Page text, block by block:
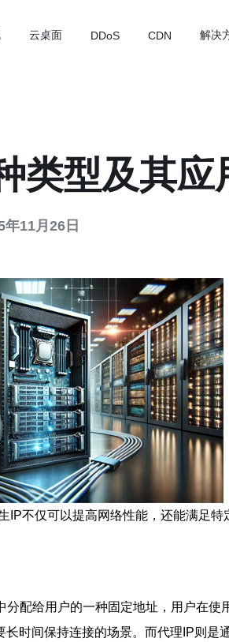
云桌面 DDoS CDN 解决
类型及其应
年11月26日
IP不仅可以提高网络性能，还能满足
配给用户的一种固定地址，用户在
时间保持连接的场景。而代理IP则是